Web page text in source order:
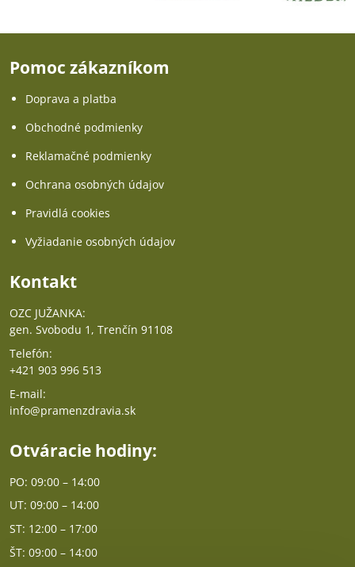
Pomoc zákazníkom
Doprava a platba
Obchodné podmienky
Reklamačné podmienky
Ochrana osobných údajov
Pravidlá cookies
Vyžiadanie osobných údajov
Kontakt
OZC JUŽANKA:
gen. Svobodu 1, Trenčín 91108
Telefón:
+421 903 996 513
E-mail:
info@pramenzdravia.sk
Otváracie hodiny:
PO: 09:00 – 14:00
UT: 09:00 – 14:00
ST: 12:00 – 17:00
ŠT: 09:00 – 14:00